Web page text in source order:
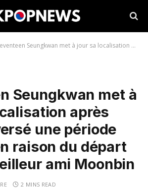
Seungkwan met à jour sa localisation après avoir traversé une période difficile en raison du départ de son meilleur ami Moonbin
Seungkwan met à
après
une période
raison du départ
ami Moonbin
2 MINS READ